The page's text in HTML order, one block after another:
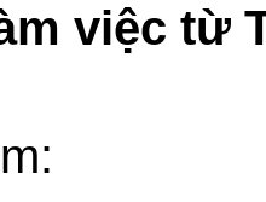
việc từ